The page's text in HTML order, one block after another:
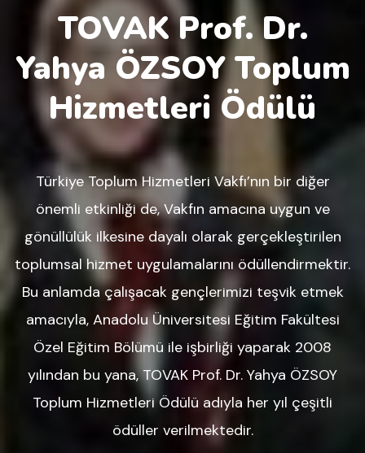
TOVAK Prof. Dr.
Yahya ÖZSOY Toplum
Hizmetleri Ödülü
Türkiye Toplum Hizmetleri Vakfı’nın bir diğer
önemli etkinliği de, Vakfın amacına uygun ve
gönüllülük ilkesine dayalı olarak gerçekleştirilen
toplumsal hizmet uygulamalarını ödüllendirmektir.
Bu anlamda çalışacak gençlerimizi teşvik etmek
amacıyla, Anadolu Üniversitesi Eğitim Fakültesi
Özel Eğitim Bölümü ile işbirliği yaparak 2008
yılından bu yana, TOVAK Prof. Dr. Yahya ÖZSOY
Toplum Hizmetleri Ödülü adıyla her yıl çeşitli
ödüller verilmektedir.